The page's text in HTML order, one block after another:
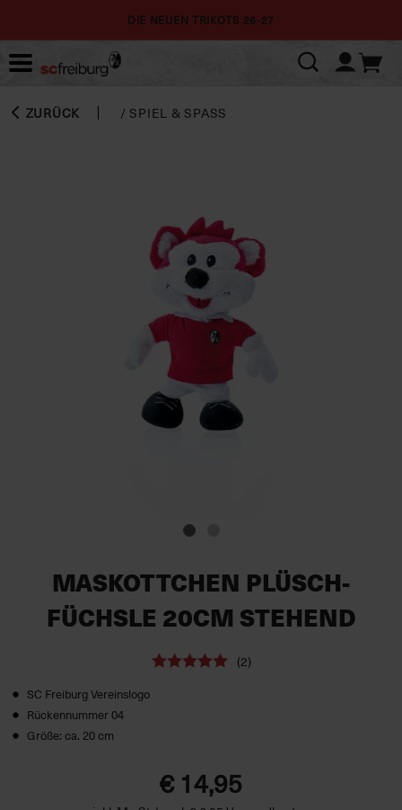
DIE NEUEN TRIKOTS 26-27
ZURÜCK / SPIEL & SPASS
MASKOTTCHEN PLÜSCH-
FÜCHSLE 20CM STEHEND
(2)
SC Freiburg Vereinslogo
Rückennummer 04
Größe: ca. 20 cm
€ 14,95